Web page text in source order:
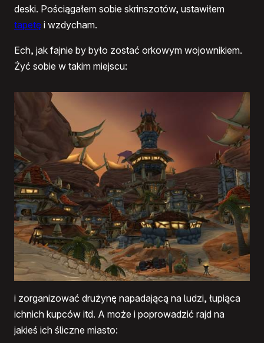
deski. Pościągałem sobie skrinszotów, ustawiłem
tapetę i wzdycham.
Ech, jak fajnie by było zostać orkowym wojownikiem.
Żyć sobie w takim miejscu:
i zorganizować drużynę napadającą na ludzi, łupiąca
ichnich kupców itd. A może i poprowadzić rajd na
jakieś ich śliczne miasto: